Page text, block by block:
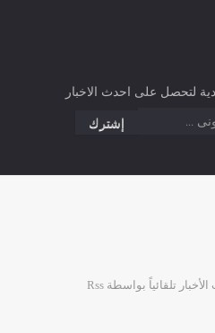
لتحصل على احدث الاخبار